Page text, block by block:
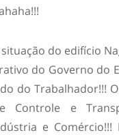
do edifício
do Governo do
do Trabalhador!!!
Controle e
e Comércio!!!